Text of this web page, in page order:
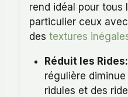
rend idéal pour tous
particulier ceux
des textures
Réduit les Rides:
régulière diminue
ridules et des